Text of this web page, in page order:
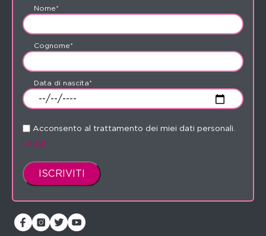
Nome*
Cognome*
Data di nascita*
Acconsento al trattamento dei miei dati personali.
Leggi